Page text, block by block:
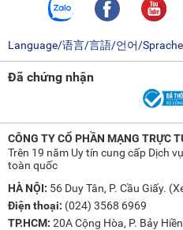
Language/语言/言語/언어/Sprache
Đã chứng nhận
CÔNG TY CỔ PHẦN MẠNG TRỰC
Trên 19 năm Uy tín cung cấp Dịch
toàn quốc
HÀ NỘI: 56 Duy Tân, P. Cầu Giấy. (
Điện thoại: (024) 3568 6969
TP.HCM: 20A Cộng Hòa, P. Bảy